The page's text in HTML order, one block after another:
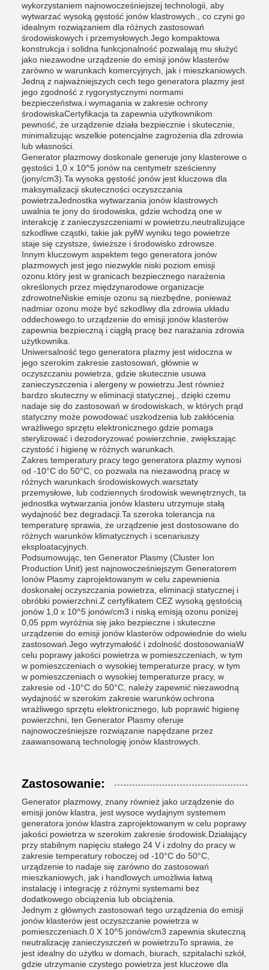
wykorzystaniem najnowocześniejszej technologii, aby
wytwarzać wysoką gęstość jonów klastrowych., co czyni go
idealnym rozwiązaniem dla różnych zastosowań
środowiskowych i przemysłowych.Jego kompaktowa
konstrukcja i solidna funkcjonalność pozwalają mu służyć
jako niezawodne urządzenie do emisji jonów klasterów
zarówno w warunkach komercyjnych, jak i mieszkaniowych.
Jedną z najważniejszych cech tego generatora plazmy jest
jego zgodność z rygorystycznymi normami
bezpieczeństwa.i wymagania w zakresie ochrony
środowiskaCertyfikacja ta zapewnia użytkownikom
pewność, że urządzenie działa bezpiecznie i skutecznie,
minimalizując wszelkie potencjalne zagrożenia dla zdrowia
lub własności.
Generator plazmowy doskonale generuje jony klasterowe o
gęstości 1,0 x 10^5 jonów na centymetr sześcienny
(jony/cm3).Ta wysoka gęstość jonów jest kluczowa dla
maksymalizacji skuteczności oczyszczania
powietrzaJednostka wytwarzania jonów klastrowych
uwalnia te jony do środowiska, gdzie wchodzą one w
interakcję z zanieczyszczeniami w powietrzu,neutralizujące
szkodliwe cząstki, takie jak pyłW wyniku tego powietrze
staje się czystsze, świeższe i środowisko zdrowsze.
Innym kluczowym aspektem tego generatora jonów
plazmowych jest jego niezwykle niski poziom emisji
ozonu.który jest w granicach bezpiecznego narażenia
określonych przez międzynarodowe organizacje
zdrowotneNiskie emisje ozonu są niezbędne, ponieważ
nadmiar ozonu może być szkodliwy dla zdrowia układu
oddechowego.to urządzenie do emisji jonów klasterów
zapewnia bezpieczną i ciągłą pracę bez narażania zdrowia
użytkownika.
Uniwersalność tego generatora plazmy jest widoczna w
jego szerokim zakresie zastosowań, głównie w
oczyszczaniu powietrza, gdzie skutecznie usuwa
zanieczyszczenia i alergeny w powietrzu.Jest również
bardzo skuteczny w eliminacji statycznej., dzięki czemu
nadaje się do zastosowań w środowiskach, w których prąd
statyczny może powodować uszkodzenia lub zakłócenia
wrażliwego sprzętu elektronicznego.gdzie pomaga
sterylizować i dezodoryzować powierzchnie, zwiększając
czystość i higienę w różnych warunkach.
Zakres temperatury pracy tego generatora plazmy wynosi
od -10°C do 50°C, co pozwala na niezawodną pracę w
różnych warunkach środowiskowych.warsztaty
przemysłowe, lub codziennych środowisk wewnętrznych, ta
jednostka wytwarzania jonów klasteru utrzymuje stałą
wydajność bez degradacji.Ta szeroka tolerancja na
temperaturę sprawia, że urządzenie jest dostosowane do
różnych warunków klimatycznych i scenariuszy
eksploatacyjnych.
Podsumowując, ten Generator Plasmy (Cluster Ion
Production Unit) jest najnowocześniejszym Generatorem
Ionów Plasmy zaprojektowanym w celu zapewnienia
doskonałej oczyszczania powietrza, eliminacji statycznej i
obróbki powierzchni.Z certyfikatem CEZ wysoką gęstością
jonów 1,0 x 10^5 jonów/cm3 i niską emisją ozonu poniżej
0,05 ppm wyróżnia się jako bezpieczne i skuteczne
urządzenie do emisji jonów klasterów odpowiednie do wielu
zastosowań.Jego wytrzymałość i zdolność dostosowaniaW
celu poprawy jakości powietrza w pomieszczeniach, w tym
w pomieszczeniach o wysokiej temperaturze pracy, w tym
w pomieszczeniach o wysokiej temperaturze pracy, w
zakresie od -10°C do 50°C, należy zapewnić niezawodną
wydajność w szerokim zakresie warunków.ochrona
wrażliwego sprzętu elektronicznego, lub poprawić higienę
powierzchni, ten Generator Plasmy oferuje
najnowocześniejsze rozwiązanie napędzane przez
zaawansowaną technologię jonów klastrowych.
Zastosowanie:
Generator plazmowy, znany również jako urządzenie do
emisji jonów klastra, jest wysoce wydajnym systemem
generatora jonów klastra zaprojektowanym w celu poprawy
jakości powietrza w szerokim zakresie środowisk.Działający
przy stabilnym napięciu stałego 24 V i zdolny do pracy w
zakresie temperatury roboczej od -10°C do 50°C,
urządzenie to nadaje się zarówno do zastosowań
mieszkaniowych, jak i handlowych.umożliwia łatwą
instalację i integrację z różnymi systemami bez
dodatkowego obciążenia lub obciążenia.
Jednym z głównych zastosowań tego urządzenia do emisji
jonów klasterów jest oczyszczanie powietrza w
pomieszczeniach.0 X 10^5 jonów/cm3 zapewnia skuteczną
neutralizację zanieczyszczeń w powietrzuTo sprawia, że
jest idealny do użytku w domach, biurach, szpitalachi szkół,
gdzie utrzymanie czystego powietrza jest kluczowe dla